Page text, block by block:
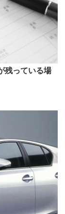
残っている場